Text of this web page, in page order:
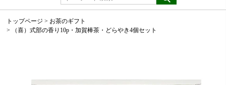
トップページ
お茶のギフト
（喜）式部の香り10p・加賀棒茶・どらやき4個セット